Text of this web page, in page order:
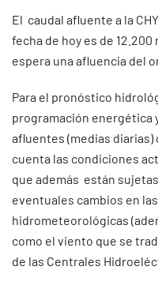
El caudal afluente a la
fecha de hoy es de 12.200
espera una afluencia del
Para el pronóstico
programación energética
afluentes (medias
cuenta las condiciones
que además están
eventuales cambios en
hidrometeorológicas
como el viento que se
de las Centrales